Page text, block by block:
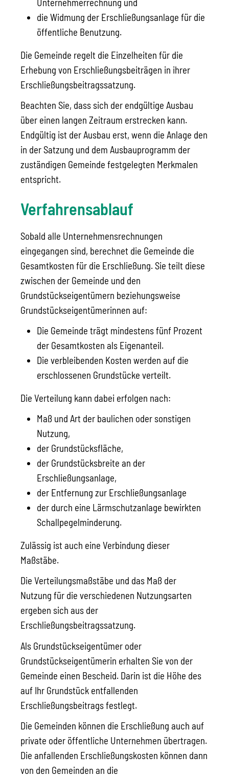
die Widmung der Erschließungsanlage für die
öffentliche Benutzung.
Die Gemeinde regelt die Einzelheiten für die
Erhebung von Erschließungsbeiträgen in ihrer
Erschließungsbeitragssatzung.
Beachten Sie, dass sich der endgültige Ausbau
über einen langen Zeitraum erstrecken kann.
Endgültig ist der Ausbau erst, wenn die Anlage den
in der Satzung und dem Ausbauprogramm der
zuständigen Gemeinde festgelegten Merkmalen
entspricht.
Verfahrensablauf
Sobald alle Unternehmensrechnungen
eingegangen sind, berechnet die Gemeinde die
Gesamtkosten für die Erschließung. Sie teilt diese
zwischen der Gemeinde und den
Grundstückseigentümern beziehungsweise
Grundstückseigentümerinnen auf:
Die Gemeinde trägt mindestens fünf Prozent
der Gesamtkosten als Eigenanteil.
Die verbleibenden Kosten werden auf die
erschlossenen Grundstücke verteilt.
Die Verteilung kann dabei erfolgen nach:
Maß und Art der baulichen oder sonstigen
Nutzung,
der Grundstücksfläche,
der Grundstücksbreite an der
Erschließungsanlage,
der Entfernung zur Erschließungsanlage
der durch eine Lärmschutzanlage bewirkten
Schallpegelminderung.
Zulässig ist auch eine Verbindung dieser
Maßstäbe.
Die Verteilungsmaßstäbe und das Maß der
Nutzung für die verschiedenen Nutzungsarten
ergeben sich aus der
Erschließungsbeitragssatzung.
Als Grundstückseigentümer oder
Grundstückseigentümerin erhalten Sie von der
Gemeinde einen Bescheid. Darin ist die Höhe des
auf Ihr Grundstück entfallenden
Erschließungsbeitrags festlegt.
Die Gemeinden können die Erschließung auch auf
private oder öffentliche Unternehmen übertragen.
Die anfallenden Erschließungskosten können dann
von den Gemeinden an die